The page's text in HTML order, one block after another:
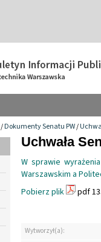
/Dokumenty Senatu PW/
Uchwała
W sprawie
Warszawskim a
Pobierz plik
pdf
Wytworzył(a):